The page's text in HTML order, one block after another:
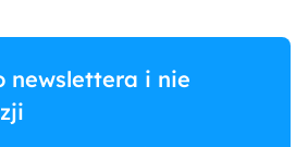
newslettera i nie